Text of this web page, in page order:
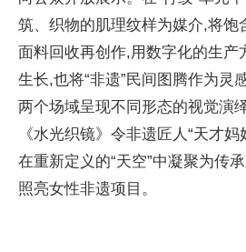
筑、织物的肌理纹样为媒介,将饱
面料回收再创作,用数字化的生产
生长,也将“非遗”民间图腾作为灵
两个场域呈现不同形态的视觉演
《水光织镜》令非遗匠人“天才
在重新定义的“天空”中凝聚为传
照亮女性非遗项目。